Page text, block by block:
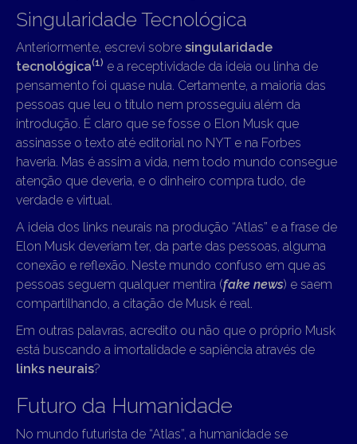
Singularidade Tecnológica
Anteriormente, escrevi sobre singularidade
tecnológica(1) e a receptividade da ideia ou linha de
pensamento foi quase nula. Certamente, a maioria das
pessoas que leu o título nem prosseguiu além da
introdução. É claro que se fosse o Elon Musk que
assinasse o texto até editorial no NYT e na Forbes
haveria. Mas é assim a vida, nem todo mundo consegue
atenção que deveria, e o dinheiro compra tudo, de
verdade e virtual.
A ideia dos links neurais na produção “Atlas” e a frase de
Elon Musk deveriam ter, da parte das pessoas, alguma
conexão e reflexão. Neste mundo confuso em que as
pessoas seguem qualquer mentira (fake news) e saem
compartilhando, a citação de Musk é real.
Em outras palavras, acredito ou não que o próprio Musk
está buscando a imortalidade e sapiência através de
links neurais?
Futuro da Humanidade
No mundo futurista de “Atlas”, a humanidade se